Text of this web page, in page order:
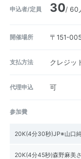
申込者/定員 30/ 60
開催場所 〒151-
支払方法 クレジッ
代理申込 可
参加費
20K(4分30秒)JP※山口
20K(4分45秒)森野麻美